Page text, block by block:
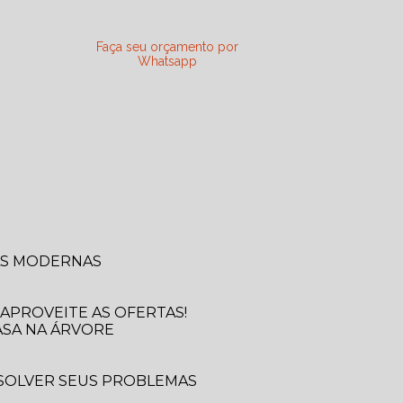
Faça seu orçamento por
Whatsapp
MODERNAS
AS OFERTAS!
NA ÁRVORE